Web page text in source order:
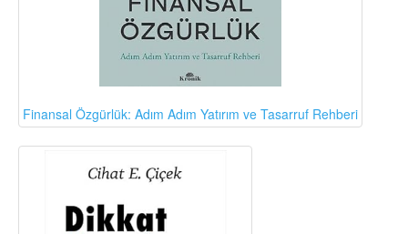
Finansal Özgürlük: Adım Adım Yatırım ve Tasarruf Rehberi